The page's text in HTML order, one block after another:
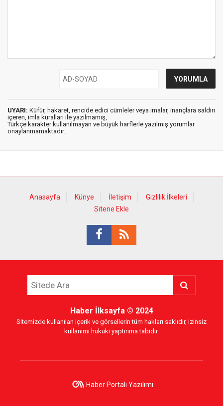
UYARI: Küfür, hakaret, rencide edici cümleler veya imalar, inançlara saldırı
içeren, imla kuralları ile yazılmamış,
Türkçe karakter kullanılmayan ve büyük harflerle yazılmış yorumlar
onaylanmamaktadır.
Anasayfa Künye İletişim
Gizlilik İlkeleri
Sitene Ekle
Haber İlksayfa© 2024
Sitemizde kullanılan içerik ve görsellerin tüm hakları saklıdır, izinsiz
kullanımı hukuki yaptırıma tabidir.
Haber Portalı Yazılımı